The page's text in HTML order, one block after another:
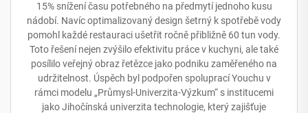
15% snížení času potřebného na předmytí jednoho kusu
nádobí. Navíc optimalizovaný design šetrný k spotřebě vody
pomohl každé restauraci ušetřit ročně přibližně 60 tun vody.
Toto řešení nejen zvýšilo efektivitu práce v kuchyni, ale také
posílilo veřejný obraz řetězce jako podniku zaměřeného na
udržitelnost. Úspěch byl podpořen spoluprací Youchu v
rámci modelu „Průmysl-Univerzita-Výzkum“ s institucemi
jako Jihočínská univerzita technologie, který zajišťuje